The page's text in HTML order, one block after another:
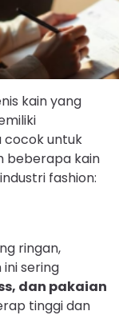
kain yang
cocok untuk
beberapa kain
fashion:
ringan,
sering
dan pakaian
tinggi dan